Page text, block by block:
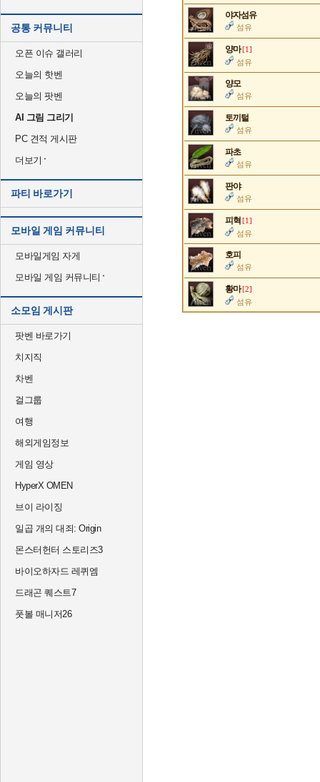
공통 커뮤니티
오픈 이슈 갤러리
오늘의 핫벤
오늘의 팟벤
AI 그림 그리기
PC 견적 게시판
더보기
파티 바로가기
모바일 게임 커뮤니티
모바일게임 자게
모바일 게임 커뮤니티
소모임 게시판
팟벤 바로가기
치지직
차벤
걸그룹
여행
해외게임정보
게임 영상
HyperX OMEN
브이 라이징
일곱 개의 대죄: Origin
몬스터헌터 스토리즈3
바이오하자드 레퀴엠
드래곤 퀘스트7
풋볼 매니저26
야자섬유
섬유
양마 [1]
섬유
양모
섬유
토끼털
섬유
파초
섬유
판야
섬유
피혁 [1]
섬유
호피
섬유
황마 [2]
섬유